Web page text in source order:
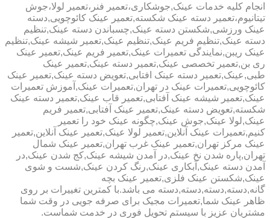
انجام کلیه خدمات عینک,جوشکاری،تعمیر فنر،تعمیر لولا،جوش
تیتانیوم،تعمیر دسته عینک شکسته,تعمیر عینک کائوچویی,دسته
عینک ورزشی,شکستن دسته عینک,چسباندن دسته عینک,تنظیم
دسته عینک,تنظیم فریم عینک,تنظیم عینک,تعمیر شیشه عینک,تنظیم
عینک ریبن,نمایندگی تعمیرات عینک,تعمیر فریم عینک,تعمیر عینک
ری بن,تعمیر تخصصی عینک,تعمیر دسته عینک,تعمیر عینک
طبی,عینک,تعمیر دسته عینک افتابی,تعویض دسته عینک,تعمیر عینک
کائوچویی,تعمیرات عینک در تهران,تعمیرات عینک,آموزش تعمیرات
عینک,تعمیر شیشه عینک آفتابی,تعمیر قاب عینک,تعمیر دسته عینک
شکسته,تعویض دسته عینک,تعمیر عینک آفتابی,تعمیر فریم
عینک,لولا عینک,جوش عینک,چگونه عینک خود را تعمیر
کنیم,تعمیرات عینک آنلاین,تعمیر لولا عینک,تعمیر عینک آنلاین,تعمیر
عینک مرکز تهران,تعمیر عینک غرب تهران,تعمیر عینک شمال
تهران,پاره شدن نخ عینک,در آمدن شیشه عینک,کج شدن عینک,در
آمدن دسته عینک,آبکاری عینک,رنگ کردن عینک,شست و شوی
عینک,شکستن عینک فلزی,تعمیر عینک بچه
گانه,دسته,دسته,دسته,دسته می باشد.با کمترین تغییرات بر روی
ظاهر عینک شما,تعمیرات مجیک برای صرفه جویی در وقت شما
مشتریان عزیز با سیستم تحویل فوری در خدمت شماست.